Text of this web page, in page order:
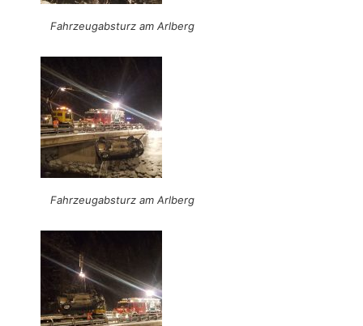
Fahrzeugabsturz am Arlberg
Fahrzeugabsturz am Arlberg